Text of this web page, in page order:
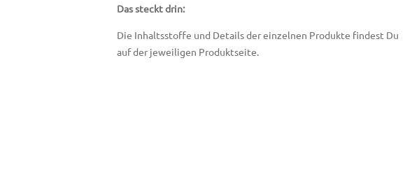
Das steckt drin:
Die Inhaltsstoffe und Details der einzelnen Produkte findest Du
auf der jeweiligen Produktseite.